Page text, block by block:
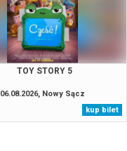
TOY STORY 5
06.08.2026, Nowy Sącz
kup bilet